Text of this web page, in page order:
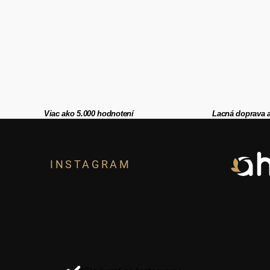
Viac ako 5.000 hodnotení Lacná doprava
INSTAGRAM